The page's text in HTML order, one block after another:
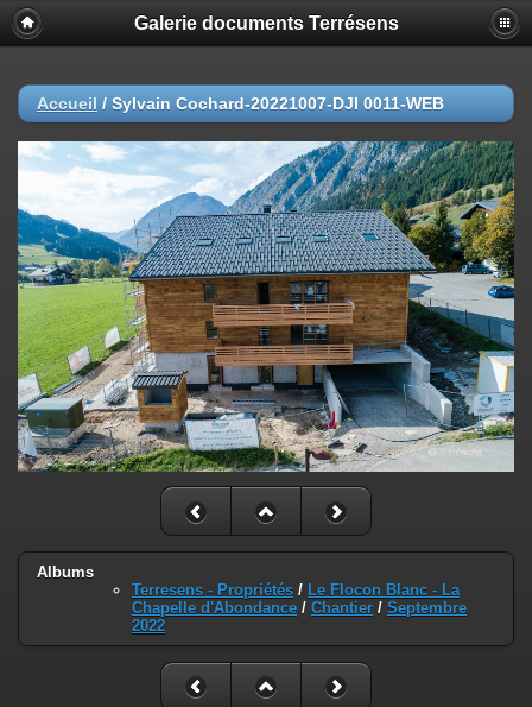
Galerie documents Terrésens
Accueil / Sylvain Cochard-20221007-DJI 0011-WEB
Albums
Terresens - Propriétés / Le Flocon Blanc - La
Chapelle d'Abondance / Chantier / Septembre
2022